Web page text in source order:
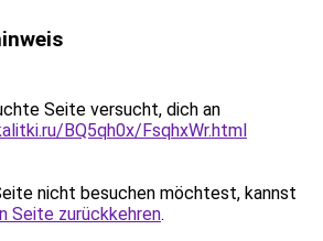
Seite versucht, dich an
BQ5qh0x/FsqhxWr.html
nicht besuchen möchtest, kannst
Seite zurückkehren.